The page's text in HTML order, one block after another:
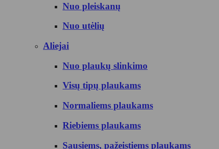
Nuo pleiskanų
Nuo utėlių
Aliejai
Nuo plaukų slinkimo
Visų tipų plaukams
Normaliems plaukams
Riebiems plaukams
Sausiems, pažeistiems plaukams